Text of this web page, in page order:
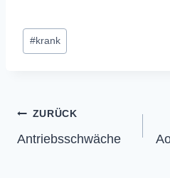
Calciumhypophos
phosphit
Schlagworte:
#krank
Beitragsnavigation
ZURÜCK
Antriebsschwäche